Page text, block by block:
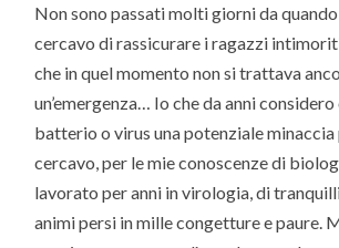
Non sono passati molti giorni da quando
cercavo di rassicurare i ragazzi
che in quel momento non si trattava
un’emergenza… Io che da anni
batterio o virus una potenziale minaccia
cercavo, per le mie conoscenze di
lavorato per anni in virologia, di
animi persi in mille congetture e paure.